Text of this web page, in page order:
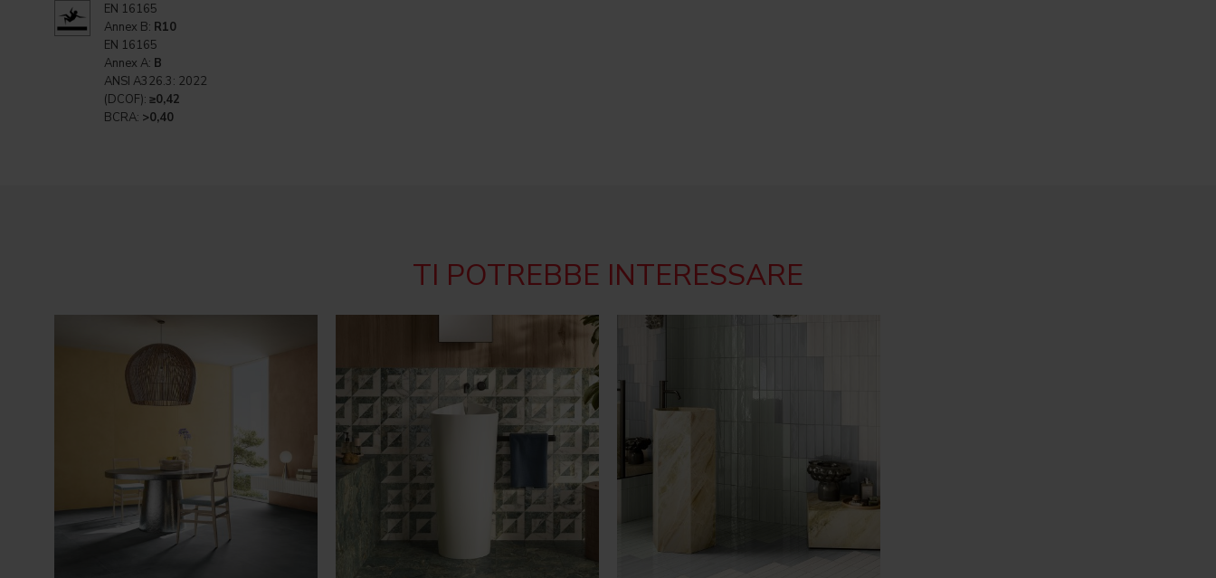
EN 16165
Annex B: R10
EN 16165
Annex A: B
ANSI A326.3: 2022
(DCOF): ≥0,42
BCRA: >0,40
TI POTREBBE INTERESSARE